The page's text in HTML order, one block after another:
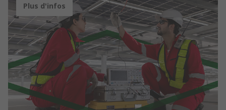
Plus d'infos